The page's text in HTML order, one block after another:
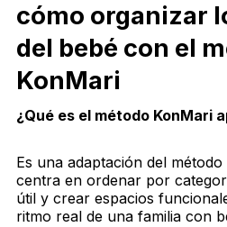
cómo organizar
del bebé con el
KonMari
¿Qué es el método KonMari
Es una adaptación del método
centra en ordenar por
útil y crear espacios
ritmo real de una familia con